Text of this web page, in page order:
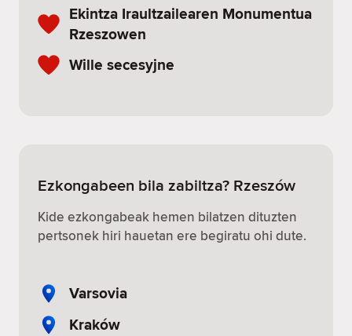
Ekintza Iraultzailearen Monumentua
Rzeszowen
Wille secesyjne
Ezkongabeen bila zabiltza? Rzeszów
Kide ezkongabeak hemen bilatzen dituzten
pertsonek hiri hauetan ere begiratu ohi dute.
Varsovia
Kraków